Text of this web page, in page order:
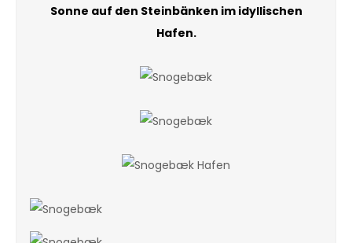
Sonne auf den Steinbänken im idyllischen
Hafen.